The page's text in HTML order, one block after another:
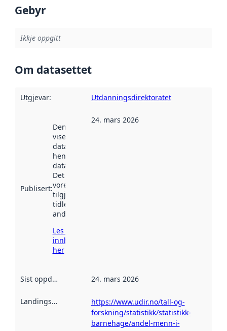
Gebyr
Ikkje oppgitt
Om datasettet
Utgjevar: Utdanningsdirektoratet
Publisert:
Denne datoen
viser når
datasettet vart
henta inn av
data.norge.no.
Det kan ha
vore
tilgjengeleg
tidlegare
andre stader.
Les meir om
innhenting
her
24. mars 2026
Sist oppdatert 24. mars 2026
Landingsside
https://www.udir.no/tall-og-
forskning/statistikk/statistikk-
barnehage/andel-menn-i-